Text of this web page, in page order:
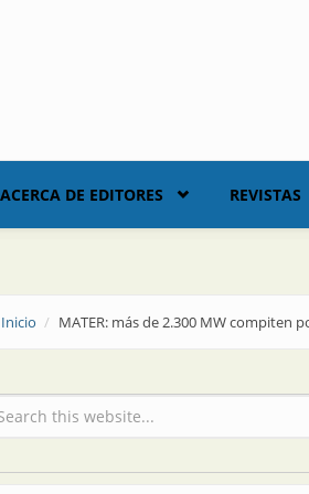
ACERCA DE EDITORES REVISTAS
Inicio MATER: más de 2.300 MW compiten
de búsqueda